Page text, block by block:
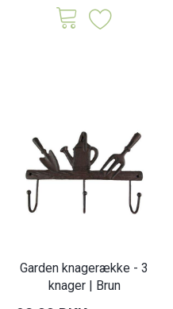
Garden knagerække - 3
knager | Brun